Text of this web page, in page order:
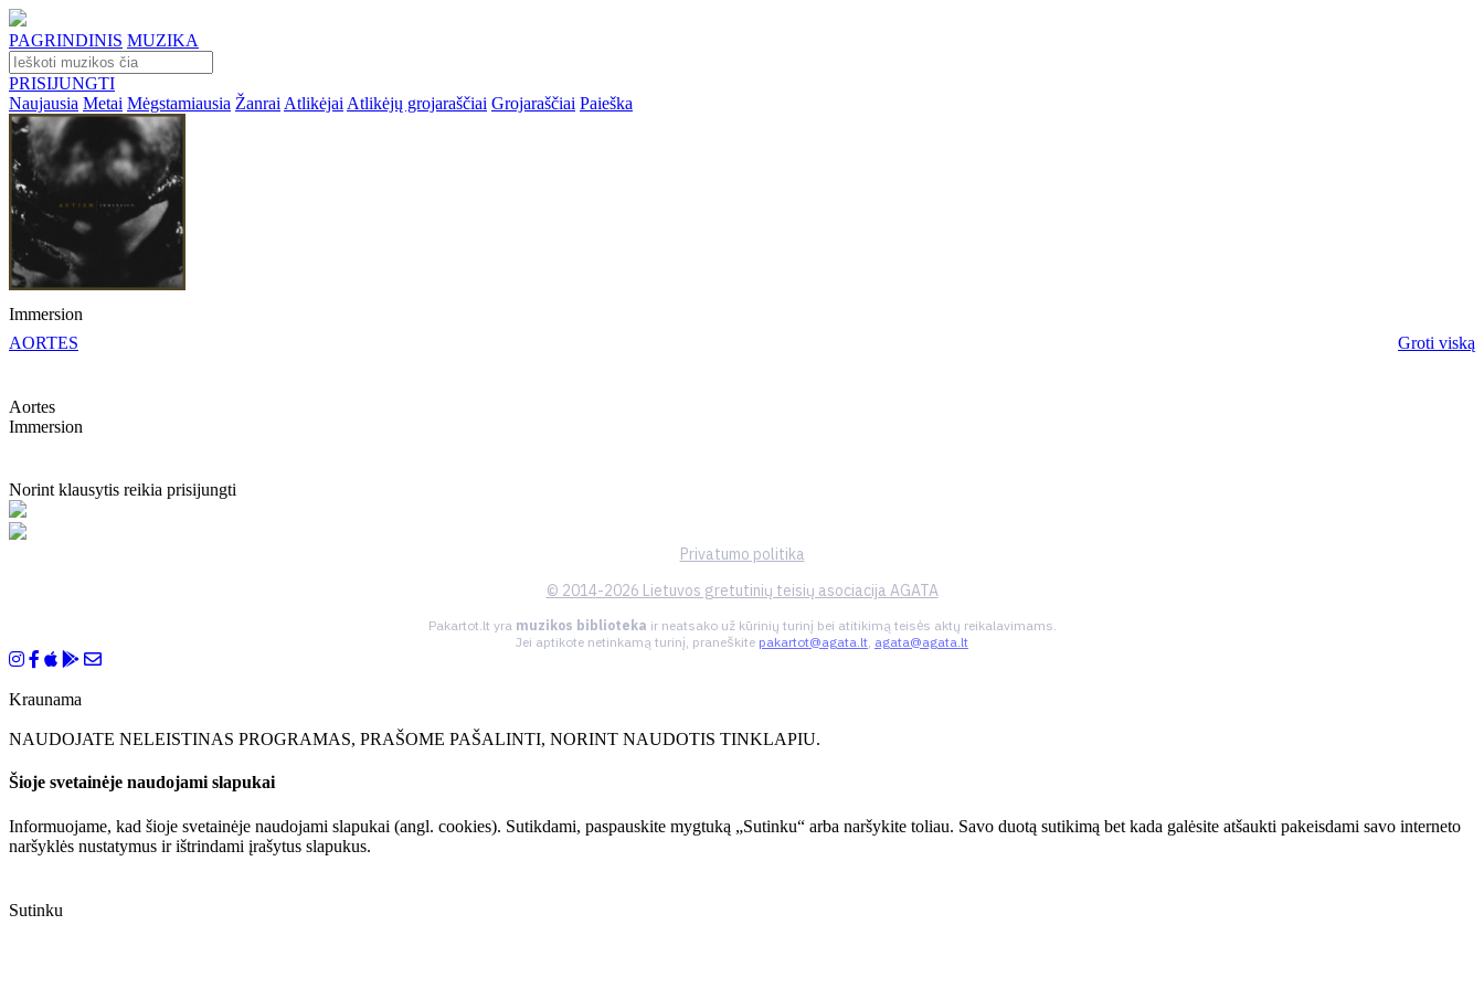
PAGRINDINIS MUZIKA
PRISIJUNGTI
Naujausia Metai Mėgstamiausia Žanrai Atlikėjai Atlikėjų grojaraščiai Grojaraščiai Paieška
Immersion
AORTES
Groti viską
Aortes
Immersion
Norint klausytis reikia prisijungti
Privatumo politika
© 2014-2026 Lietuvos gretutinių teisių asociacija AGATA
Pakartot.lt yra muzikos biblioteka ir neatsako už kūrinių turinį bei atitikimą teisės aktų reikalavimams.
Jei aptikote netinkamą turinį, praneškite pakartot@agata.lt, agata@agata.lt
Kraunama
NAUDOJATE NELEISTINAS PROGRAMAS, PRAŠOME PAŠALINTI, NORINT NAUDOTIS TINKLAPIU.
Šioje svetainėje naudojami slapukai
Informuojame, kad šioje svetainėje naudojami slapukai (angl. cookies). Sutikdami, paspauskite mygtuką „Sutinku“ arba naršykite toliau. Savo duotą sutikimą bet kada galėsite atšaukti pakeisdami savo interneto
naršyklės nustatymus ir ištrindami įrašytus slapukus.
Sutinku